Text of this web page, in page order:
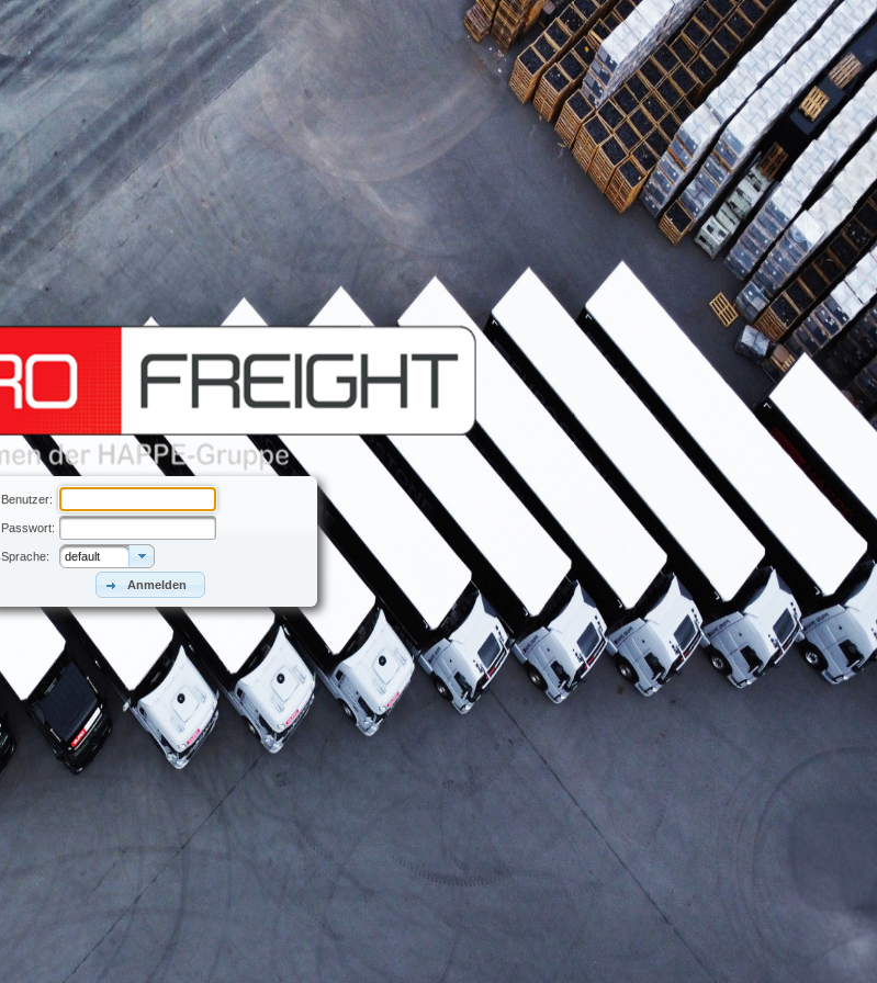
Benutzer:
Passwort:
Sprache: default
Anmelden